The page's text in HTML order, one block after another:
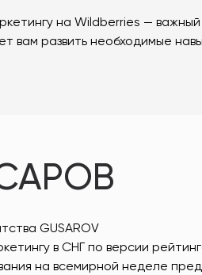
на Wildberries —
вам развить необходимые
GUSAROV
в СНГ по версии
на всемирной неделе